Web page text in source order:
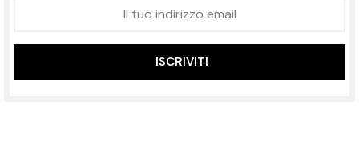
ISCRIVITI